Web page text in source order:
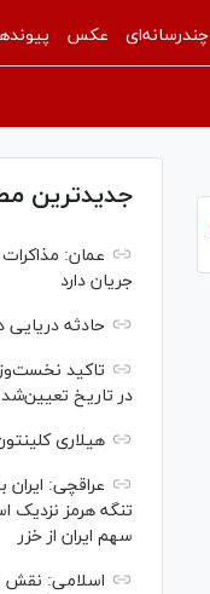
چندرسانه‌ای عکس
جدیدترین
عمان:
جریان دارد
حادثه
تاکید
در تاریخ
هیلاری
عراقچی: ایران
تنگه هرمز
سهم ایران از خزر
اسلامی: نقش